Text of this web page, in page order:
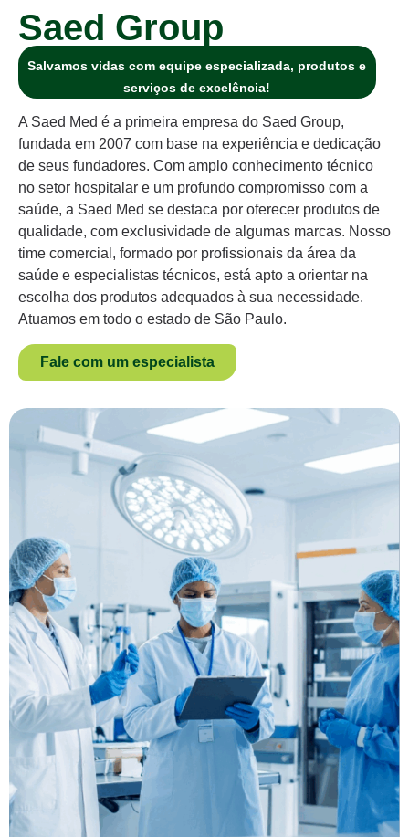
Saed Group
Salvamos vidas com equipe especializada, produtos e
serviços de excelência!
A Saed Med é a primeira empresa do Saed Group,
fundada em 2007 com base na experiência e dedicação
de seus fundadores. Com amplo conhecimento técnico
no setor hospitalar e um profundo compromisso com a
saúde, a Saed Med se destaca por oferecer produtos de
qualidade, com exclusividade de algumas marcas. Nosso
time comercial, formado por profissionais da área da
saúde e especialistas técnicos, está apto a orientar na
escolha dos produtos adequados à sua necessidade.
Atuamos em todo o estado de São Paulo.
Fale com um especialista